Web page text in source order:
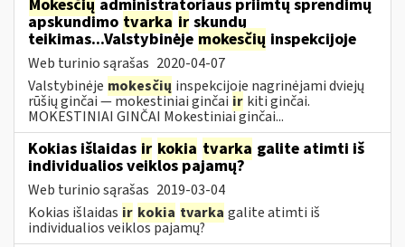
Mokesčių administratoriaus priimtų sprendimų
apskundimo tvarka ir skundų
teikimas...Valstybinėje mokesčių inspekcijoje
Web turinio sąrašas 2020-04-07
Valstybinėje mokesčių inspekcijoje nagrinėjami dviejų
rūšių ginčai — mokestiniai ginčai ir kiti ginčai.
MOKESTINIAI GINČAI Mokestiniai ginčai...
Kokias išlaidas ir kokia tvarka galite atimti iš
individualios veiklos pajamų?
Web turinio sąrašas 2019-03-04
Kokias išlaidas ir kokia tvarka galite atimti iš
individualios veiklos pajamų?